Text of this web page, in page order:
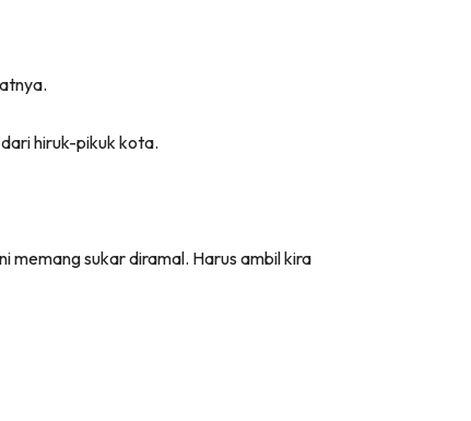
hiruk-pikuk kota.
memang sukar diramal. Harus ambil kira